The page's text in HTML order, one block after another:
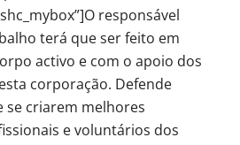
responsável
terá que ser feito em
activo e com o apoio dos
corporação. Defende
se criarem melhores
e voluntários dos